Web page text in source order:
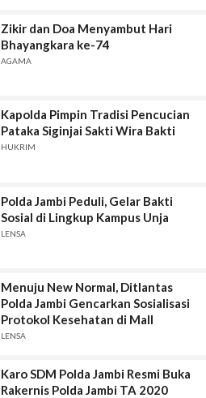
Zikir dan Doa Menyambut Hari
Bhayangkara ke-74
AGAMA
Kapolda Pimpin Tradisi Pencucian
Pataka Siginjai Sakti Wira Bakti
HUKRIM
Polda Jambi Peduli, Gelar Bakti
Sosial di Lingkup Kampus Unja
LENSA
Menuju New Normal, Ditlantas
Polda Jambi Gencarkan Sosialisasi
Protokol Kesehatan di Mall
LENSA
Karo SDM Polda Jambi Resmi Buka
Rakernis Polda Jambi TA 2020